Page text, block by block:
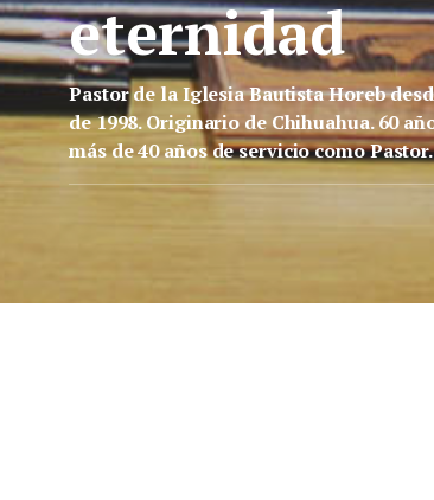
eternidad
Pastor de la Iglesia Bautista Horeb
de 1998. Originario de Chihuahua. 60
más de 40 años de servicio como Pastor.